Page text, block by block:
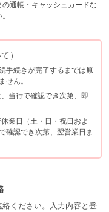
通帳・キャッシュカードな
）
手続きが完了するまでは原
せん。
当行で確認でき次第、即
業日（土・日・祝日およ
確認でき次第、翌営業日ま
ください。入力内容と登